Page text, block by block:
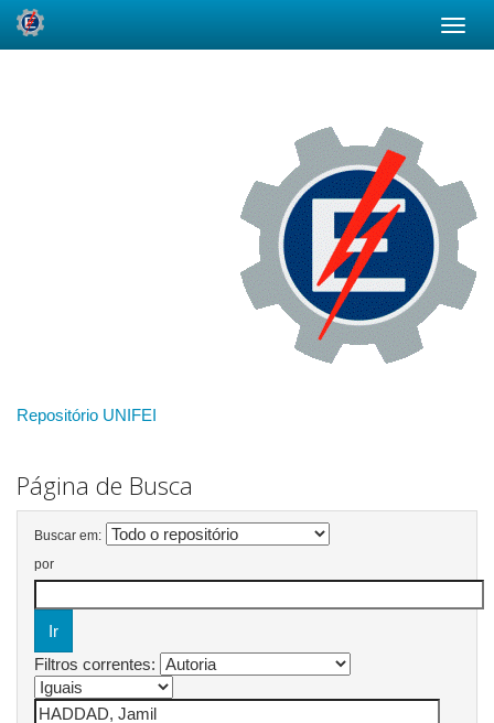
Repositório UNIFEI
Página de Busca
Buscar em:
por
Filtros correntes: